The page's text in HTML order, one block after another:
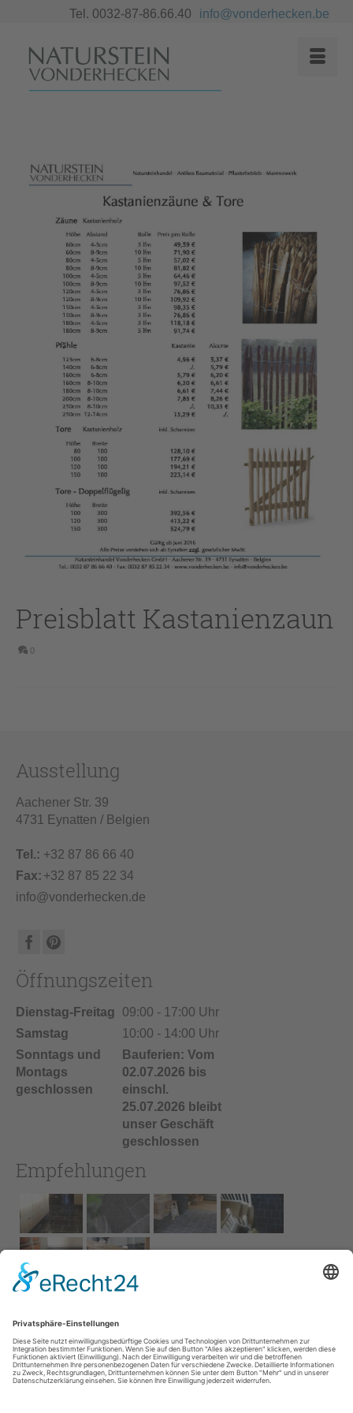
Tel. 0032-87-86.66.40 info@vonderhecken.be
Preisblatt Kastanienzaun
0
Ausstellung
Aachener Str. 39
4731 Eynatten / Belgien
Tel.: +32 87 86 66 40
Fax: +32 87 85 22 34
info@vonderhecken.de
Öffnungszeiten
Dienstag-Freitag
09:00 - 17:00 Uhr
Samstag
10:00 - 14:00 Uhr
Sonntags und
Montags
geschlossen
Bauferien: Vom
02.07.2026 bis
einschl.
25.07.2026 bleibt
unser Geschäft
geschlossen
Empfehlungen
Impressum
AGB
Service